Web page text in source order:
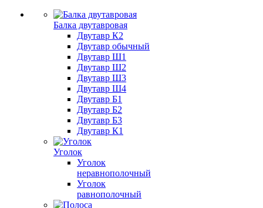
Балка двутавровая
Двутавр К2
Двутавр обычный
Двутавр Ш1
Двутавр Ш2
Двутавр Ш3
Двутавр Ш4
Двутавр Б1
Двутавр Б2
Двутавр Б3
Двутавр К1
Уголок
Уголок
неравнополочный
Уголок
равнополочный